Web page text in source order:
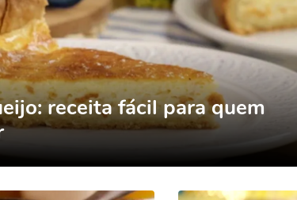
receita fácil para quem